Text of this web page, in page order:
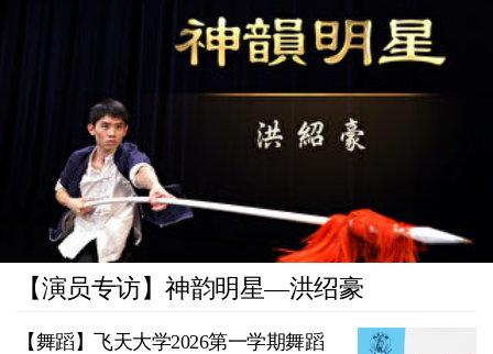
【演员专访】神韵明星—洪绍豪
【舞蹈】飞天大学2026第一学期舞蹈